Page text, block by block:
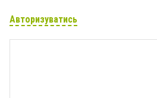
Авторизуватись